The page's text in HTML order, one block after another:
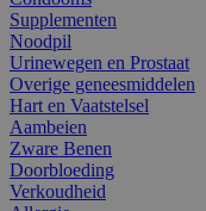
Supplementen
Noodpil
Urinewegen en Prostaat
Overige geneesmiddelen
Hart en Vaatstelsel
Aambeien
Zware Benen
Doorbloeding
Verkoudheid